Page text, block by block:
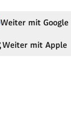
Weiter mit Google
Weiter mit Apple